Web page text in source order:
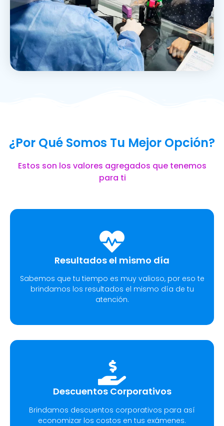
¿Por Qué Somos Tu Mejor Opción?
Estos son los valores agregados que tenemos
para ti
Resultados el mismo día
Sabemos que tu tiempo es muy valioso, por eso te
brindamos los resultados el mismo día de tu
atención.
Descuentos Corporativos
Brindamos descuentos corporativos para así
economizar los costos en tus exámenes.